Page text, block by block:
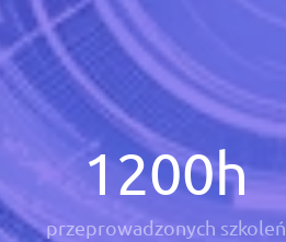
1200h
przeprowadzonych szkoleń